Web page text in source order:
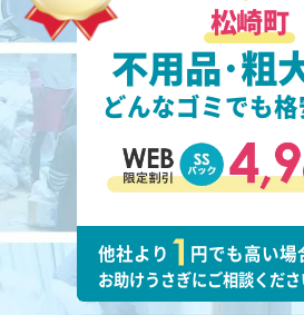
松崎町
不用品･粗
どんなゴミでも格
他社より 円でも高い場
お助けうさぎにご相談くだ